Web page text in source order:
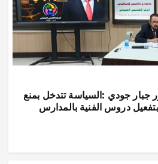
جبار جودي :السياسة تتدخل بمنع
دروس الفنية بالمدارس